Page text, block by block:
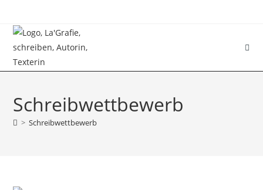
Schreibwettbewerb
> Schreibwettbewerb